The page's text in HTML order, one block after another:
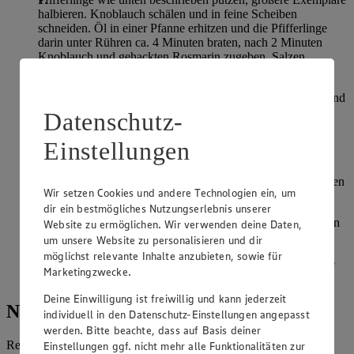
halbieren. Knoblauch schälen und in feine Scheiben
schneiden. Öl in einer Pfanne erhitzen und die Pfifferlinge
darin unter Rühren ca. 4 Minuten braten, nach 2 Minuten
Knoblauch und gehackten Rosmarin zugeben. Salzen,
Tomaten waschen, gut abtrocknen, Stielansätze entfernen und
in Scheiben schneiden. Tomatenscheiben auf vier Tellern
anrichten, salzen und pfeffern. Basilikum in feine Streifen
schneiden und darauf verteilen. Rucola von den groben
Stielen befreien, waschen, gut abtropfen lassen.
Zutaten für das Dressing verrühren. Die Hälfte davon auf den
Tomaten verteilen.
Rucola neben den Tomaten anrichten und mit dem restlichen
Dressing beträufeln.
Pfifferlinge auf und neben den Tomaten verteilen. Bergkäse
reiben und über den Salat streuen und servieren.
Nährwerte
Referenzmenge für einen durchschnittlichen Erwachsenen laut
Datenschutz-
Einstellungen
Wir setzen Cookies und andere Technologien ein, um
dir ein bestmögliches Nutzungserlebnis unserer
Website zu ermöglichen. Wir verwenden deine Daten,
um unsere Website zu personalisieren und dir
möglichst relevante Inhalte anzubieten, sowie für
Marketingzwecke.
Deine Einwilligung ist freiwillig und kann jederzeit
individuell in den Datenschutz-Einstellungen angepasst
werden. Bitte beachte, dass auf Basis deiner
Einstellungen ggf. nicht mehr alle Funktionalitäten zur